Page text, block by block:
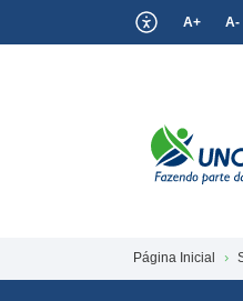
A+ A-
Página Inicial